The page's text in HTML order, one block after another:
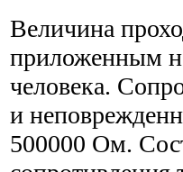
Величина
приложенным
человека.
и
500000 Ом.